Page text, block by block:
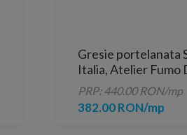
Gresie portelanata
Italia, Atelier Fumo
60,4x60,4 cm
PRP: 440.00 RON/mp
382.00 RON/mp